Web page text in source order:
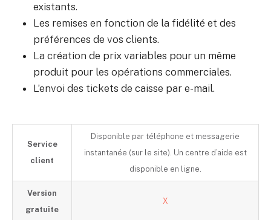
existants.
Les remises en fonction de la fidélité et des
préférences de vos clients.
La création de prix variables pour un même
produit pour les opérations commerciales.
L’envoi des tickets de caisse par e-mail.
Service
client
Disponible par téléphone et messagerie
instantanée (sur le site). Un centre d’aide est
disponible en ligne.
Version
gratuite
X